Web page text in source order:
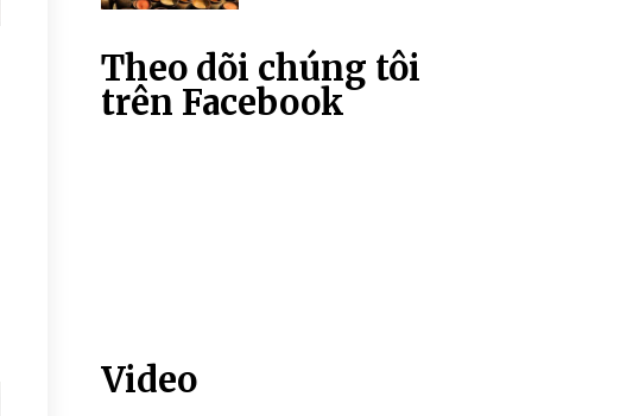
Theo dõi chúng tôi
trên Facebook
Video